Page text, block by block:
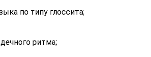
по типу глоссита;
ритма;